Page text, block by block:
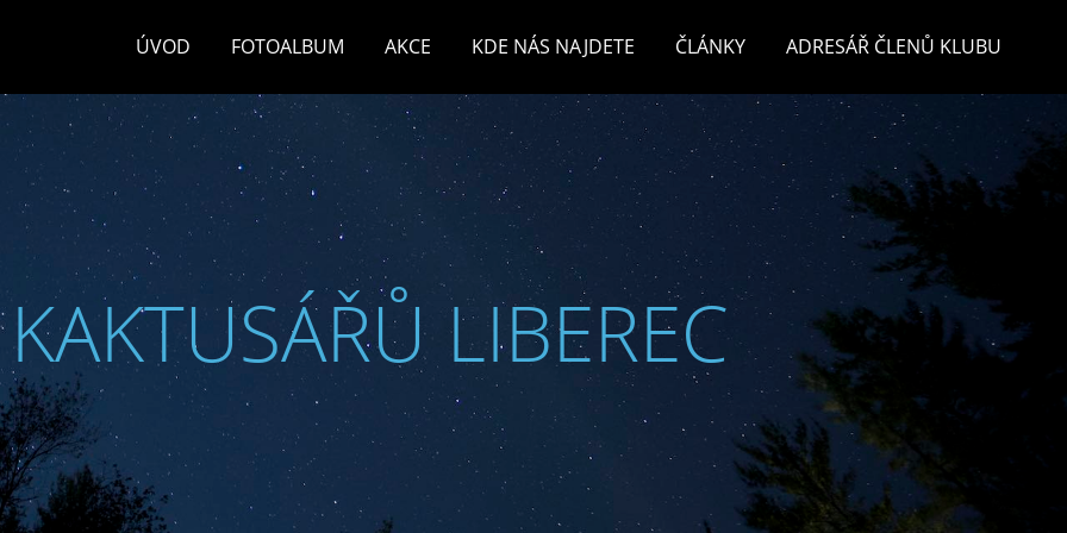
ÚVOD FOTOALBUM AKCE KDE NÁS NAJDETE ČLÁNKY ADRESÁŘ ČLENŮ KLUBU
LIBEREC